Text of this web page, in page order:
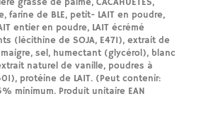
grasse de palme, CACAHUETES,
farine de BLE, petit- LAIT en poudre,
entier en poudre, LAIT écrémé
(lécithine de SOJA, E471), extrait de
sel, humectant (glycérol), blanc
naturel de vanille, poudres à
protéine de LAIT. (Peut contenir:
minimum. Produit unitaire EAN